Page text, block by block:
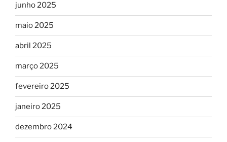
junho 2025
maio 2025
abril 2025
março 2025
fevereiro 2025
janeiro 2025
dezembro 2024